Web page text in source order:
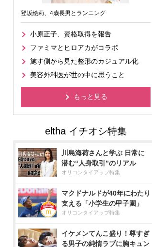
登坂絵莉、4歳長男とランニング
小原正子、資格取得を報告
ファミマとヒロアカがコラボ
施す側から見た整形のカジュアル化
美容外科医が世の中に思うこと
もっと見る
川島海荷さんと学ぶ 日常に
潜む“人身取引”のリアル
オリコンタイアップ特集
マクドナルドが40年にわたり
支える「小学生の甲子園」
オリコンタイアップ特集
イケメンてんこ盛り！尊すぎ
る男子の純情ラブに胸キュン